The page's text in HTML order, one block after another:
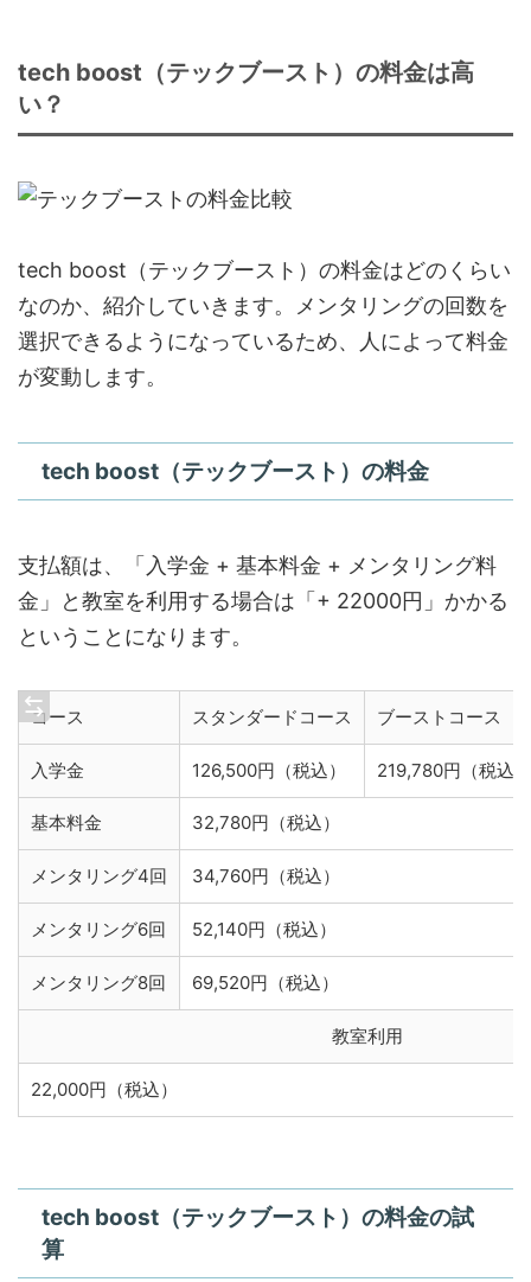
tech boost（テックブースト）の料金は高
い？
tech boost（テックブースト）の料金はどのくらい
なのか、紹介していきます。メンタリングの回数を
選択できるようになっているため、人によって料金
が変動します。
tech boost（テックブースト）の料金
支払額は、「入学金 + 基本料金 + メンタリング料
金」と教室を利用する場合は「+ 22000円」かかる
ということになります。
コース スタンダードコース ブーストコース
入学金 126,500円（税込） 219,780円（税込）
基本料金 32,780円（税込）
メンタリング4回 34,760円（税込）
メンタリング6回 52,140円（税込）
メンタリング8回 69,520円（税込）
教室利用
22,000円（税込）
tech boost（テックブースト）の料金の試
算